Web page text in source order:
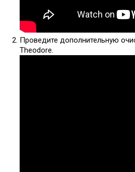
Проведите дополнительную
Theodore.